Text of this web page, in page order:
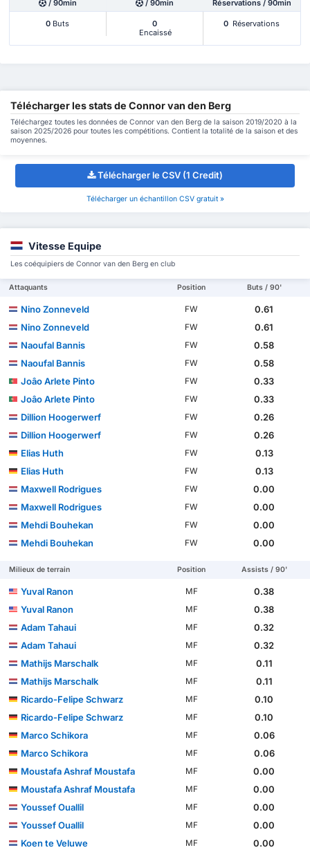
/ 90min / 90min Réservations / 90min
0 Buts
0
Encaissé
0 Réservations
Télécharger les stats de Connor van den Berg
Téléchargez toutes les données de Connor van den Berg de la saison 2019/2020 à la
saison 2025/2026 pour toutes les compétitions. Contient la totalité de la saison et des
moyennes.
Télécharger le CSV (1 Credit)
Télécharger un échantillon CSV gratuit »
Vitesse Equipe
Les coéquipiers de Connor van den Berg en club
Attaquants Position Buts / 90'
Nino Zonneveld FW
0.61
Nino Zonneveld
FW
0.61
Naoufal Bannis
FW
0.58
Naoufal Bannis
FW
0.58
Joâo Arlete Pinto
FW
0.33
Joâo Arlete Pinto
FW
0.33
Dillion Hoogerwerf
FW
0.26
Dillion Hoogerwerf
FW
0.26
Elias Huth
FW
0.13
Elias Huth
FW
0.13
Maxwell Rodrigues
FW
0.00
Maxwell Rodrigues
FW
0.00
Mehdi Bouhekan
FW
0.00
Mehdi Bouhekan
FW 0.00
Milieux de terrain Position Assists / 90'
Yuval Ranon MF
0.38
Yuval Ranon
MF
0.38
Adam Tahaui
MF
0.32
Adam Tahaui
MF
0.32
Mathijs Marschalk
MF
0.11
Mathijs Marschalk
MF
0.11
Ricardo-Felipe Schwarz
MF
0.10
Ricardo-Felipe Schwarz
MF
0.10
Marco Schikora
MF
0.06
Marco Schikora
MF
0.06
Moustafa Ashraf Moustafa
MF
0.00
Moustafa Ashraf Moustafa
MF
0.00
Youssef Ouallil
MF
0.00
Youssef Ouallil
MF
0.00
Koen te Veluwe
MF
0.00